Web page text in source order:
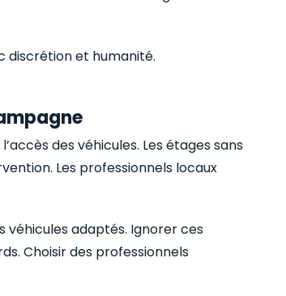
discrétion et humanité.
des véhicules. Les étages sans
Les professionnels locaux
véhicules adaptés. Ignorer ces
Choisir des professionnels